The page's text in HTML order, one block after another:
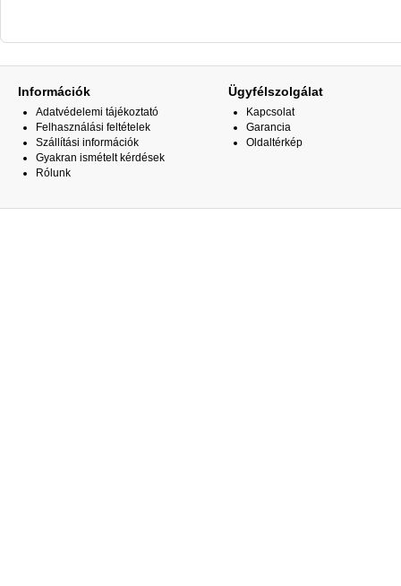
Információk
Adatvédelemi tájékoztató
Felhasználási feltételek
Szállítási információk
Gyakran ismételt kérdések
Rólunk
Ügyfélszolgálat
Kapcsolat
Garancia
Oldaltérkép